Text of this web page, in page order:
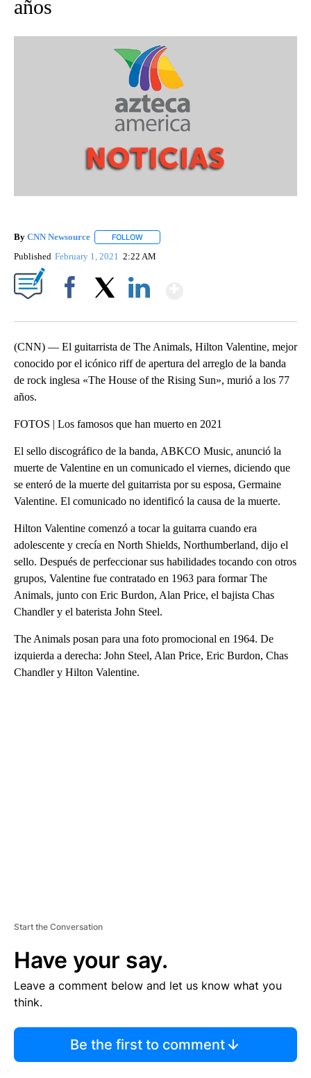
años
By CNN Newsource FOLLOW
Published February 1, 2021 2:22 AM
(CNN) — El guitarrista de The Animals, Hilton Valentine, mejor
conocido por el icónico riff de apertura del arreglo de la banda
de rock inglesa «The House of the Rising Sun», murió a los 77
años.
FOTOS | Los famosos que han muerto en 2021
El sello discográfico de la banda, ABKCO Music, anunció la
muerte de Valentine en un comunicado el viernes, diciendo que
se enteró de la muerte del guitarrista por su esposa, Germaine
Valentine. El comunicado no identificó la causa de la muerte.
Hilton Valentine comenzó a tocar la guitarra cuando era
adolescente y crecía en North Shields, Northumberland, dijo el
sello. Después de perfeccionar sus habilidades tocando con otros
grupos, Valentine fue contratado en 1963 para formar The
Animals, junto con Eric Burdon, Alan Price, el bajista Chas
Chandler y el baterista John Steel.
The Animals posan para una foto promocional en 1964. De
izquierda a derecha: John Steel, Alan Price, Eric Burdon, Chas
Chandler y Hilton Valentine.
Start the Conversation
Have your say.
Leave a comment below and let us know what you
think.
Be the first to comment